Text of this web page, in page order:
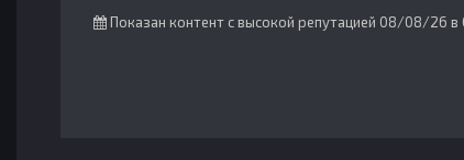
Показан контент с высокой репутацией 08/08/26 в